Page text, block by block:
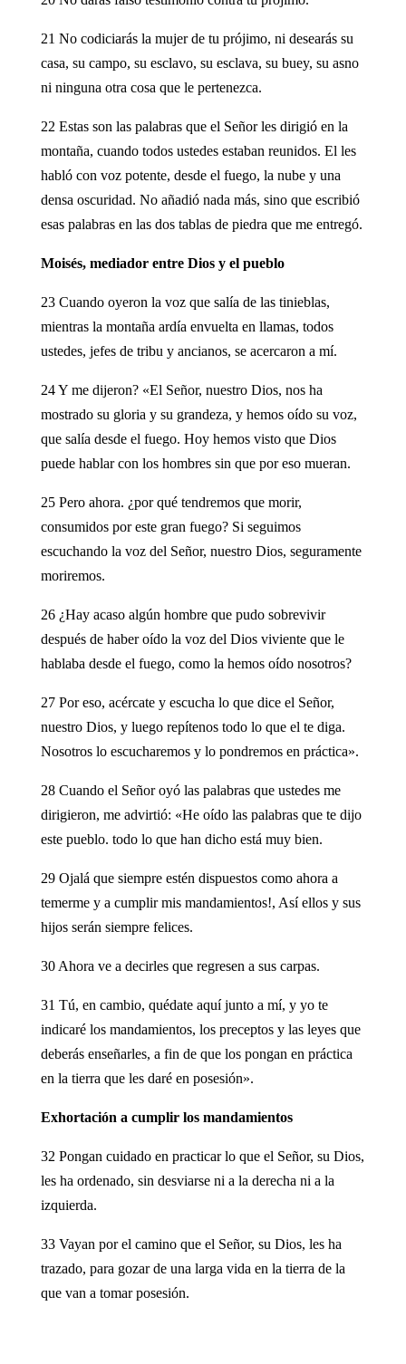
21 No codiciarás la mujer de tu prójimo, ni desearás su
casa, su campo, su esclavo, su esclava, su buey, su asno
ni ninguna otra cosa que le pertenezca.
22 Estas son las palabras que el Señor les dirigió en la
montaña, cuando todos ustedes estaban reunidos. El les
habló con voz potente, desde el fuego, la nube y una
densa oscuridad. No añadió nada más, sino que escribió
esas palabras en las dos tablas de piedra que me entregó.
Moisés, mediador entre Dios y el pueblo
23 Cuando oyeron la voz que salía de las tinieblas,
mientras la montaña ardía envuelta en llamas, todos
ustedes, jefes de tribu y ancianos, se acercaron a mí.
24 Y me dijeron? «El Señor, nuestro Dios, nos ha
mostrado su gloria y su grandeza, y hemos oído su voz,
que salía desde el fuego. Hoy hemos visto que Dios
puede hablar con los hombres sin que por eso mueran.
25 Pero ahora. ¿por qué tendremos que morir,
consumidos por este gran fuego? Si seguimos
escuchando la voz del Señor, nuestro Dios, seguramente
moriremos.
26 ¿Hay acaso algún hombre que pudo sobrevivir
después de haber oído la voz del Dios viviente que le
hablaba desde el fuego, como la hemos oído nosotros?
27 Por eso, acércate y escucha lo que dice el Señor,
nuestro Dios, y luego repítenos todo lo que el te diga.
Nosotros lo escucharemos y lo pondremos en práctica».
28 Cuando el Señor oyó las palabras que ustedes me
dirigieron, me advirtió: «He oído las palabras que te dijo
este pueblo. todo lo que han dicho está muy bien.
29 Ojalá que siempre estén dispuestos como ahora a
temerme y a cumplir mis mandamientos!, Así ellos y sus
hijos serán siempre felices.
30 Ahora ve a decirles que regresen a sus carpas.
31 Tú, en cambio, quédate aquí junto a mí, y yo te
indicaré los mandamientos, los preceptos y las leyes que
deberás enseñarles, a fin de que los pongan en práctica
en la tierra que les daré en posesión».
Exhortación a cumplir los mandamientos
32 Pongan cuidado en practicar lo que el Señor, su Dios,
les ha ordenado, sin desviarse ni a la derecha ni a la
izquierda.
33 Vayan por el camino que el Señor, su Dios, les ha
trazado, para gozar de una larga vida en la tierra de la
que van a tomar posesión.